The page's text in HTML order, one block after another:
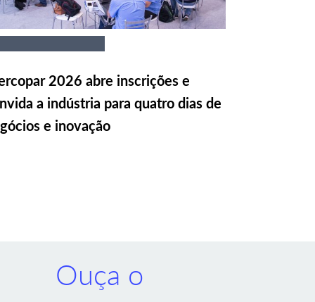
2026 abre inscrições e
a indústria para quatro dias de
e inovação
Ouça o